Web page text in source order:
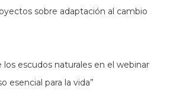
sobre adaptación al cambio
los escudos naturales en el webinar
esencial para la vida”